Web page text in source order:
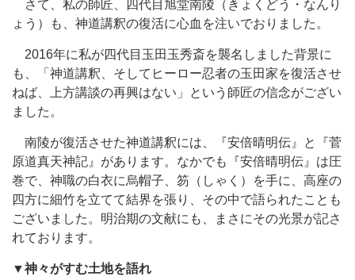
さて、私の師匠、四代目旭堂南陵（きょくどう・なんり
ょう）も、神道講釈の復活に心血を注いでおりました。
2016年に私が四代目玉田玉秀斎を襲名しました背景に
も、「神道講釈、そしてヒーロー忍者の玉田家を復活させ
ねば、上方講談の再興はない」という師匠の信念がござい
ました。
南陵が復活させた神道講釈には、『安倍晴明伝』と『菅
原道真天神記』があります。なかでも『安倍晴明伝』は圧
巻で、神職の白衣に烏帽子、笏（しゃく）を手に、高座の
四方に細竹を立てて結界を張り、その中で語られたことも
ございました。明治期の文献にも、まさにその光景が記さ
れております。
▼神々がすむ土地を語れ